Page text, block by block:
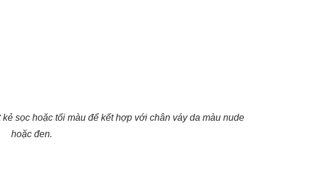
sọc hoặc tối màu để kết hợp với chân váy da màu nude
hoặc đen.